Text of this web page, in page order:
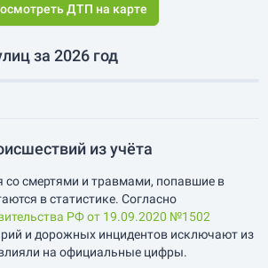
ДТП на карте
за 2026 год
из учёта
со смертями и травмами, попавшие в
в статистике. Согласно
РФ от 19.09.2020 №1502
и дорожных инцидентов исключают из
на официальные цифры.